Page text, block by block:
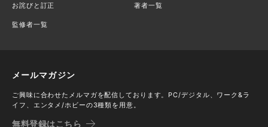
お詫びと訂正 著者一覧
監修者一覧
メールマガジン
ご興味に合わせたメルマガを配信しております。PC/デジタル、ワーク&ラ
イフ、エンタメ/ホビーの3種類を用意。
無料登録はこちら